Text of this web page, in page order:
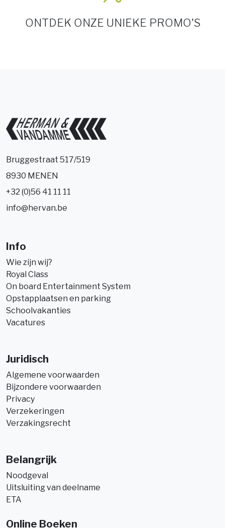
ONTDEK ONZE UNIEKE PROMO'S
Bruggestraat 517/519
8930 MENEN
+32 (0)56 41 11 11
info@hervan.be
Info
Wie zijn wij?
Royal Class
On board Entertainment System
Opstapplaatsen en parking
Schoolvakanties
Vacatures
Juridisch
Algemene voorwaarden
Bijzondere voorwaarden
Privacy
Verzekeringen
Verzakingsrecht
Belangrijk
Noodgeval
Uitsluiting van deelname
ETA
Online Boeken